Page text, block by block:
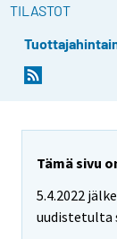
TILASTOT
Tämä sivu
5.4.2022
uudistetulta